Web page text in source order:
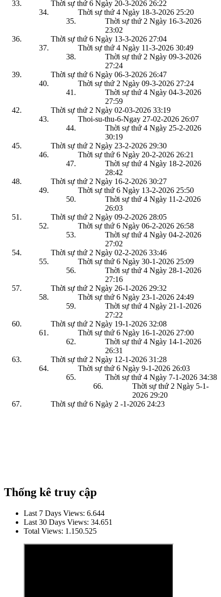
Thời sự thứ 6 Ngày 20-3-2026 26:22
Thời sự thứ 4 Ngày 18-3-2026 25:20
Thời sự thứ 2 Ngày 16-3-2026
23:02
Thời sự thứ 6 Ngày 13-3-2026 27:04
Thời sự thứ 4 Ngày 11-3-2026 30:49
Thời sự thứ 2 Ngày 09-3-2026
27:24
Thời sự thứ 6 Ngày 06-3-2026 26:47
Thời sự thứ 2 Ngày 09-3-2026 27:24
Thời sự thứ 4 Ngày 04-3-2026
27:59
Thời sự thứ 2 Ngày 02-03-2026 33:19
Thoi-su-thu-6-Ngay 27-02-2026 26:07
Thời sự thứ 4 Ngày 25-2-2026
30:19
Thời sự thứ 2 Ngày 23-2-2026 29:30
Thời sự thứ 6 Ngày 20-2-2026 26:21
Thời sự thứ 4 Ngày 18-2-2026
28:42
Thời sự thứ 2 Ngày 16-2-2026 30:27
Thời sự thứ 6 Ngày 13-2-2026 25:50
Thời sự thứ 4 Ngày 11-2-2026
26:03
Thời sự thứ 2 Ngày 09-2-2026 28:05
Thời sự thứ 6 Ngày 06-2-2026 26:58
Thời sự thứ 4 Ngày 04-2-2026
27:02
Thời sự thứ 2 Ngày 02-2-2026 33:46
Thời sự thứ 6 Ngày 30-1-2026 25:09
Thời sự thứ 4 Ngày 28-1-2026
27:16
Thời sự thứ 2 Ngày 26-1-2026 29:32
Thời sự thứ 6 Ngày 23-1-2026 24:49
Thời sự thứ 4 Ngày 21-1-2026
27:22
Thời sự thứ 2 Ngày 19-1-2026 32:08
Thời sự thứ 6 Ngày 16-1-2026 27:00
Thời sự thứ 4 Ngày 14-1-2026
26:31
Thời sự thứ 2 Ngày 12-1-2026 31:28
Thời sự thứ 6 Ngày 9-1-2026 26:03
Thời sự thứ 4 Ngày 7-1-2026 34:38
Thời sự thứ 2 Ngày 5-1-
2026 29:20
Thời sự thứ 6 Ngày 2 -1-2026 24:23
Thống kê truy cập
Last 7 Days Views: 6.644
Last 30 Days Views: 34.651
Total Views: 1.150.525